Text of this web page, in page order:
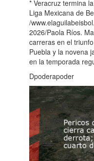
* Veracruz termina
Liga Mexicana de
/
2026/Paola Ríos.
carreras en el
Puebla y la novena
en la temporada
Dpoderapoder